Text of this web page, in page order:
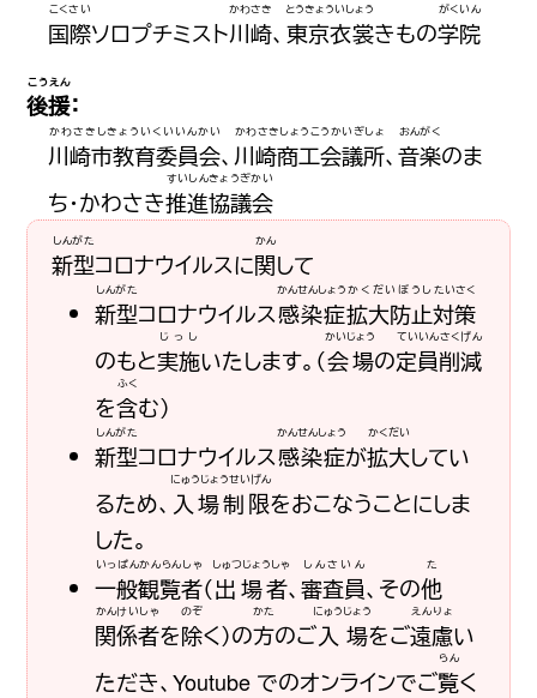
国際
こくさい
ソロプチミスト川崎
かわさき
、 東京衣裳
とうきょういしょう
きもの学院
がくいん
後援
こうえん
：
川崎市教育委員会
かわさきしきょういくいいんかい
、 川崎商工会議所
かわさきしょうこうかいぎしょ
、音楽
おんがく
のま
ち・かわさき推進協議会
すいしんきょうぎかい
新型
しんがた
コロナウイルスに関
かん
して
新型
しんがた
コロナウイルス感染症
かんせんしょう
拡大防止
かくだいぼうし
対策
たいさく
のもと実施
じっし
いたします。（会場
かいじょう
の定員
ていいん
削減
さくげん
を含
ふく
む）
新型
しんがた
コロナウイルス感染症
かんせんしょう
が拡大
かくだい
してい
るため、 入場制限
にゅうじょうせいげん
をおこなうことにしま
した。
一般観覧者
いっぱんかんらんしゃ
（出場者
しゅつじょうしゃ
、審査員
しんさいん
、その他
た
関係者
かんけいしゃ
を除
のぞ
く）の方
かた
のご入場
にゅうじょう
をご遠慮
えんりょ
い
ただき、Youtube でのオンラインでご覧
らん
く